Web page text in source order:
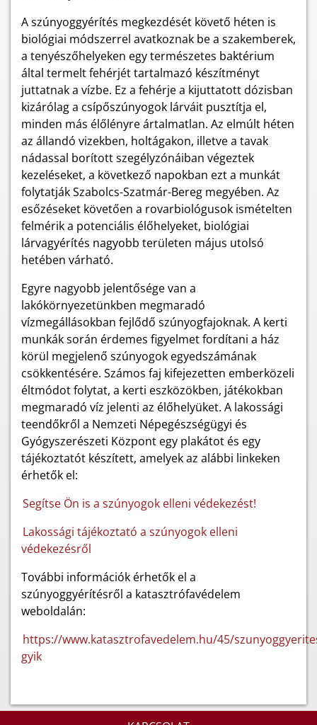
A szúnyoggyérítés megkezdését követő héten is
biológiai módszerrel avatkoznak be a szakemberek,
a tenyészőhelyeken egy természetes baktérium
által termelt fehérjét tartalmazó készítményt
juttatnak a vízbe. Ez a fehérje a kijuttatott dózisban
kizárólag a csípőszúnyogok lárváit pusztítja el,
minden más élőlényre ártalmatlan. Az elmúlt héten
az állandó vizekben, holtágakon, illetve a tavak
nádassal borított szegélyzónáiban végeztek
kezeléseket, a következő napokban ezt a munkát
folytatják Szabolcs-Szatmár-Bereg megyében. Az
esőzéseket követően a rovarbiológusok ismételten
felmérik a potenciális élőhelyeket, biológiai
lárvagyérítés nagyobb területen május utolsó
hetében várható.
Egyre nagyobb jelentősége van a
lakókörnyezetünkben megmaradó
vízmegállásokban fejlődő szúnyogfajoknak. A kerti
munkák során érdemes figyelmet fordítani a ház
körül megjelenő szúnyogok egyedszámának
csökkentésére. Számos faj kifejezetten emberközeli
éltmódot folytat, a kerti eszközökben, játékokban
megmaradó víz jelenti az élőhelyüket. A lakossági
teendőkről a Nemzeti Népegészségügyi és
Gyógyszerészeti Központ egy plakátot és egy
tájékoztatót készített, amelyek az alábbi linkeken
érhetők el:
Segítse Ön is a szúnyogok elleni védekezést!
Lakossági tájékoztató a szúnyogok elleni
védekezésről
További információk érhetők el a
szúnyoggyérítésről a katasztrófavédelem
weboldalán:
https://www.katasztrofavedelem.hu/45/
gyik